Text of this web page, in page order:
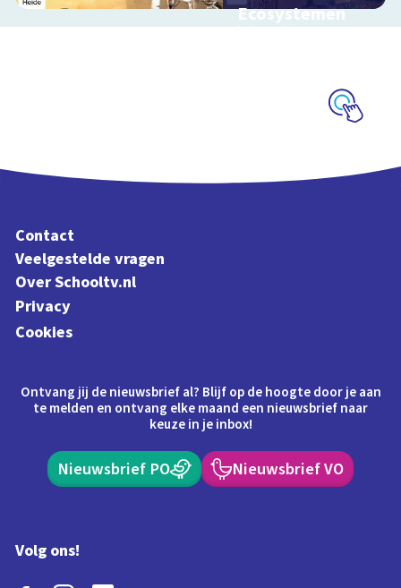
Ecosystemen
Interactieve
Contact
Veelgestelde vragen
Over Schooltv.nl
Privacy
Cookies
Ontvang jij de nieuwsbrief al? Blijf op de hoogte door je aan
te melden en ontvang elke maand een nieuwsbrief naar
keuze in je inbox!
Nieuwsbrief PO Nieuwsbrief VO
Volg ons!